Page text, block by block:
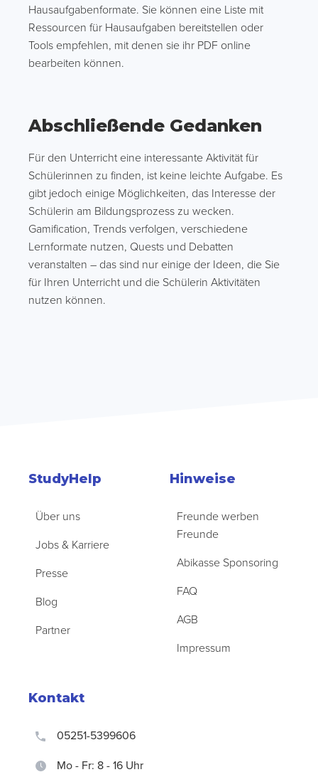
Hausaufgabenformate. Sie können eine Liste mit
Ressourcen für Hausaufgaben bereitstellen oder
Tools empfehlen, mit denen sie ihr PDF online
bearbeiten können.
Abschließende Gedanken
Für den Unterricht eine interessante Aktivität für
Schülerinnen zu finden, ist keine leichte Aufgabe. Es
gibt jedoch einige Möglichkeiten, das Interesse der
Schülerin am Bildungsprozess zu wecken.
Gamification, Trends verfolgen, verschiedene
Lernformate nutzen, Quests und Debatten
veranstalten – das sind nur einige der Ideen, die Sie
für Ihren Unterricht und die Schülerin Aktivitäten
nutzen können.
StudyHelp
Über uns
Jobs & Karriere
Presse
Blog
Partner
Hinweise
Freunde werben
Freunde
Abikasse Sponsoring
FAQ
AGB
Impressum
Kontakt
05251-5399606
Mo - Fr: 8 - 16 Uhr